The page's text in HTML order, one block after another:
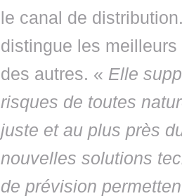
le canal de
distingue les
des autres. « Elle
risques de toutes
juste et au plus près
nouvelles solutions
de prévision